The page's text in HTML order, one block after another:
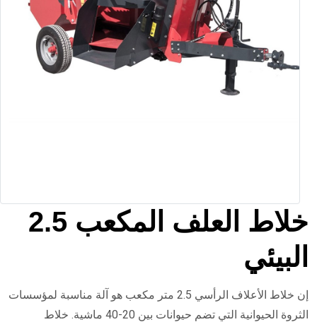
2.5 خلاط العلف المكعب
البيئي
إن خلاط الأعلاف الرأسي 2.5 متر مكعب هو آلة مناسبة لمؤسسات
الثروة الحيوانية التي تضم حيوانات بين 20-40 ماشية. خلاط